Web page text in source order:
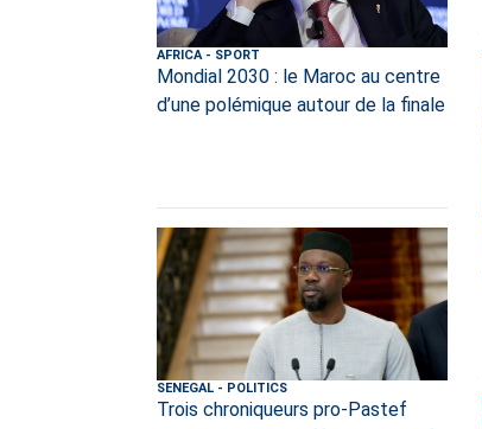
AFRICA- SPORT
Mondial 2030 : le Maroc au centre
d’une polémique autour de la finale
SENEGAL - POLITICS
Trois chroniqueurs pro-Pastef